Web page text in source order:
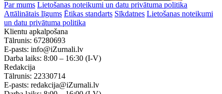
Par mums Lietošanas noteikumi un datu privātuma politika
Attālinātais līgums Ētikas standarts Sīkdatnes Lietošanas noteikumi
un datu privātuma politika
Klientu apkalpošana
Tālrunis: 67280693
E-pasts: info@iZurnali.lv
Darba laiks: 8:00 – 16:30 (I-V)
Redakcija
Tālrunis: 22330714
E-pasts: redakcija@iZurnali.lv